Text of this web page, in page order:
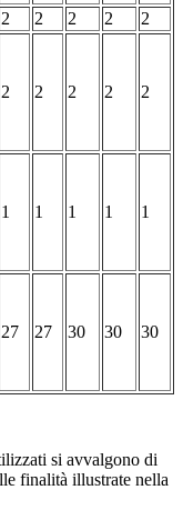
2 2 2 2
2
2 2 2 2 2
1 1 1 1 1
27 27 30 30 30
si avvalgono di
finalità illustrate nella